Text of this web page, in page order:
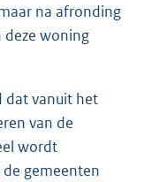
na afronding
deze woning
dat vanuit het
van de
wordt
gemeenten